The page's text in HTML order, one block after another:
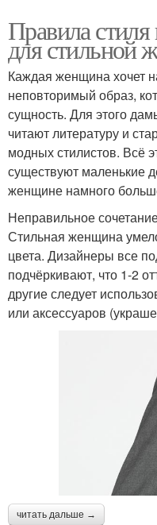
Правила
для стильной
Каждая женщина хочет
неповторимый образ,
сущность. Для этого
читают литературу и
модных стилистов. Всё
существуют маленькие
женщине намного
Неправильное
Стильная женщина
цвета. Дизайнеры все
подчёркивают, что 1-2
другие следует
или аксессуаров
читать дальше →